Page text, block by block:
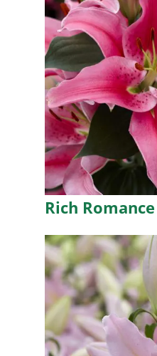
Rich Romance